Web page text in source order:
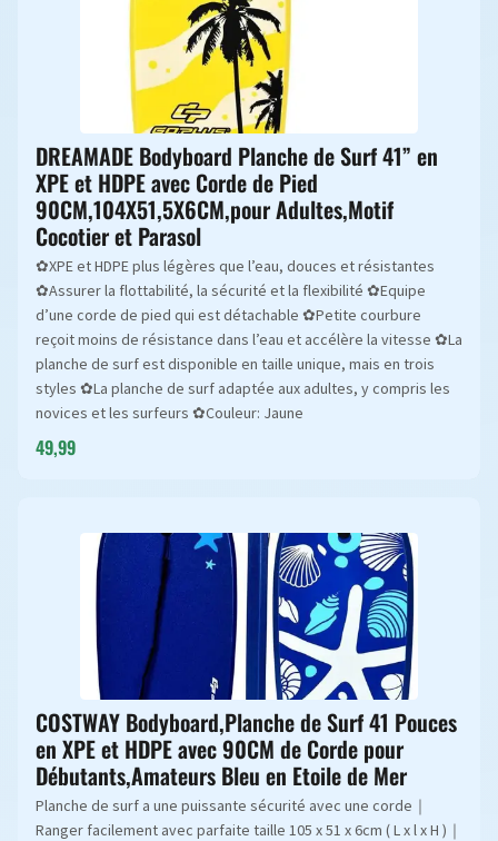
DREAMADE Bodyboard Planche de Surf 41” en
XPE et HDPE avec Corde de Pied
90CM,104X51,5X6CM,pour Adultes,Motif
Cocotier et Parasol
✿XPE et HDPE plus légères que l’eau, douces et résistantes
✿Assurer la flottabilité, la sécurité et la flexibilité ✿Equipe
d’une corde de pied qui est détachable ✿Petite courbure
reçoit moins de résistance dans l’eau et accélère la vitesse ✿La
planche de surf est disponible en taille unique, mais en trois
styles ✿La planche de surf adaptée aux adultes, y compris les
novices et les surfeurs ✿Couleur: Jaune
49,99
COSTWAY Bodyboard,Planche de Surf 41 Pouces
en XPE et HDPE avec 90CM de Corde pour
Débutants,Amateurs Bleu en Etoile de Mer
Planche de surf a une puissante sécurité avec une corde｜
Ranger facilement avec parfaite taille 105 x 51 x 6cm ( L x l x H )｜